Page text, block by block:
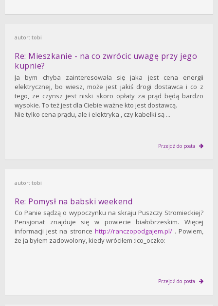
autor: tobi
Re: Mieszkanie - na co zwrócic uwagę przy jego
kupnie?
Ja bym chyba zainteresowała się jaka jest cena energii
elektrycznej, bo wiesz, może jest jakiś drogi dostawca i co z
tego, ze czynsz jest niski skoro opłaty za prąd będą bardzo
wysokie. To też jest dla Ciebie ważne kto jest dostawcą.
Nie tylko cena prądu, ale i elektryka , czy kabelki są ...
Przejdź do posta
autor: tobi
Re: Pomysł na babski weekend
Co Panie sądzą o wypoczynku na skraju Puszczy Stromieckiej?
Pensjonat znajduje się w powiecie białobrzeskim. Więcej
informacji jest na stronce http://ranczopodgajem.pl/. Powiem,
że ja byłem zadowolony, kiedy wróciłem :ico_oczko:
Przejdź do posta